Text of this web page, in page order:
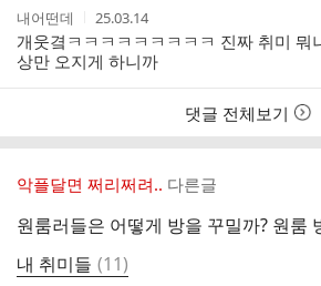
작
성
자
내어떤데
작
성
시
간
25.03.14
개웃곀ㅋㅋㅋㅋㅋㅋㅋㅋㅋ 진짜 취미 뭐
상만 오지게 하니까
댓글 전체보기
악플달면 쩌리쩌려.. 다른글
내 취미들 댓
(11)